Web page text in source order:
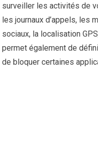
surveiller les activités de
les journaux d’appels, les
sociaux, la localisation
permet également de
de bloquer certaines